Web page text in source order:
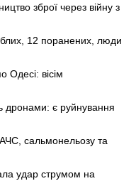
зброї через війну з
12 поранених, люди
Одесі: вісім
дронами: є руйнування
сальмонельозу та
удар струмом на